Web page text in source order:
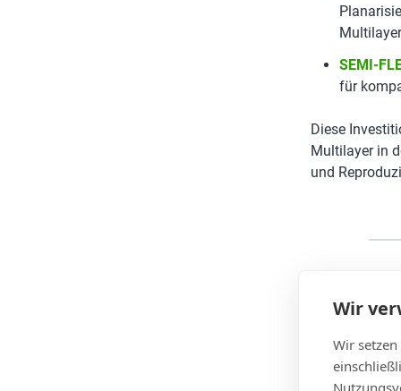
SEMI-
für
Diese
Multilayer in
und
Fertigung
Unsere
Schichten.
Wir
Wir